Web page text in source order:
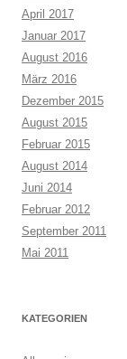
April 2017
Januar 2017
August 2016
März 2016
Dezember 2015
August 2015
Februar 2015
August 2014
Juni 2014
Februar 2012
September 2011
Mai 2011
KATEGORIEN